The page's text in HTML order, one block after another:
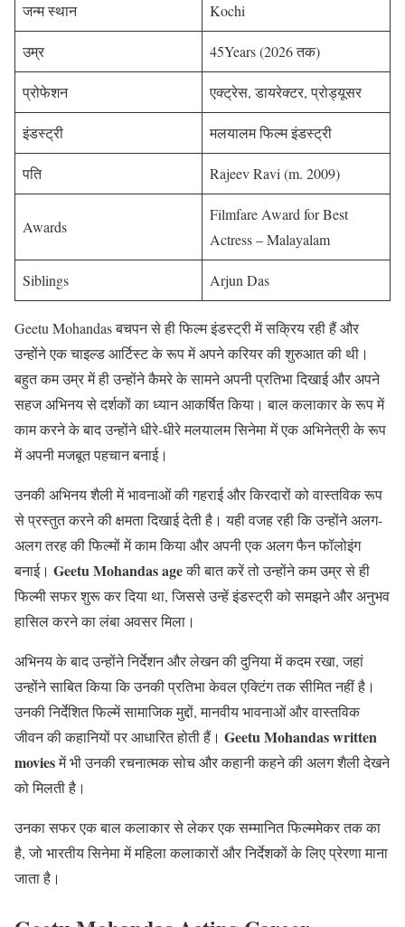
जन्म स्थान Kochi
उम्र 45Years (2026 तक)
प्रोफेशन एक्ट्रेस, डायरेक्टर, प्रोड्यूसर
इंडस्ट्री मलयालम फिल्म इंडस्ट्री
पति Rajeev Ravi (m. 2009)
Awards
Filmfare Award for Best
Actress – Malayalam
Siblings Arjun Das
Geetu Mohandas बचपन से ही फिल्म इंडस्ट्री में सक्रिय रही हैं और
उन्होंने एक चाइल्ड आर्टिस्ट के रूप में अपने करियर की शुरुआत की थी।
बहुत कम उम्र में ही उन्होंने कैमरे के सामने अपनी प्रतिभा दिखाई और अपने
सहज अभिनय से दर्शकों का ध्यान आकर्षित किया। बाल कलाकार के रूप में
काम करने के बाद उन्होंने धीरे-धीरे मलयालम सिनेमा में एक अभिनेत्री के रूप
में अपनी मजबूत पहचान बनाई।
उनकी अभिनय शैली में भावनाओं की गहराई और किरदारों को वास्तविक रूप
से प्रस्तुत करने की क्षमता दिखाई देती है। यही वजह रही कि उन्होंने अलग-
अलग तरह की फिल्मों में काम किया और अपनी एक अलग फैन फॉलोइंग
बनाई। Geetu Mohandas ageकी बात करें तो उन्होंने कम उम्र से ही
फिल्मी सफर शुरू कर दिया था, जिससे उन्हें इंडस्ट्री को समझने और अनुभव
हासिल करने का लंबा अवसर मिला।
अभिनय के बाद उन्होंने निर्देशन और लेखन की दुनिया में कदम रखा, जहां
उन्होंने साबित किया कि उनकी प्रतिभा केवल एक्टिंग तक सीमित नहीं है।
उनकी निर्देशित फिल्में सामाजिक मुद्दों, मानवीय भावनाओं और वास्तविक
जीवन की कहानियों पर आधारित होती हैं। Geetu Mohandas written
moviesमें भी उनकी रचनात्मक सोच और कहानी कहने की अलग शैली देखने
को मिलती है।
उनका सफर एक बाल कलाकार से लेकर एक सम्मानित फिल्ममेकर तक का
है, जो भारतीय सिनेमा में महिला कलाकारों और निर्देशकों के लिए प्रेरणा माना
जाता है।